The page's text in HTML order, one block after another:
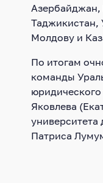
Азербайджан,
Таджикистан,
Молдову и
По итогам
команды
Яковлева
Патриса